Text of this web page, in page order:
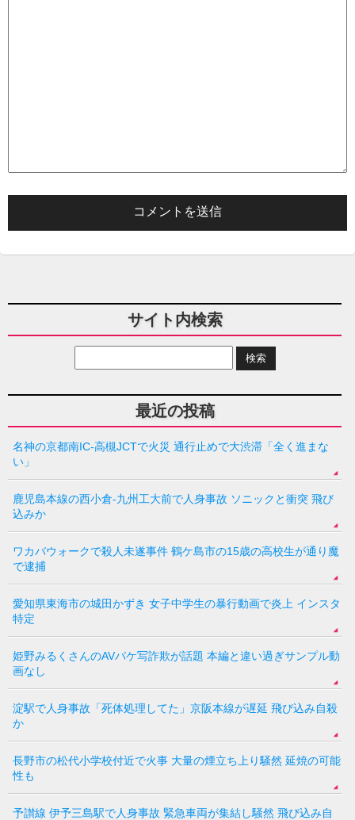
サイト内検索
最近の投稿
名神の京都南IC-高槻JCTで火災 通行止めで大渋滞「全く進まな
い」
鹿児島本線の西小倉-九州工大前で人身事故 ソニックと衝突 飛び
込みか
ワカバウォークで殺人未遂事件 鶴ケ島市の15歳の高校生が通り魔
で逮捕
愛知県東海市の城田かずき 女子中学生の暴行動画で炎上 インスタ
特定
姫野みるくさんのAVパケ写詐欺が話題 本編と違い過ぎサンプル動
画なし
淀駅で人身事故「死体処理してた」京阪本線が遅延 飛び込み自殺
か
長野市の松代小学校付近で火事 大量の煙立ち上り騒然 延焼の可能
性も
予讃線 伊予三島駅で人身事故 緊急車両が集結し騒然 飛び込み自